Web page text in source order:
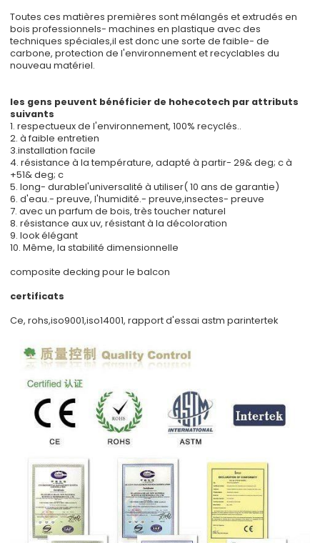
Toutes ces matières premières sont mélangés et extrudés en
bois professionnels- machines en plastique avec des
techniques spéciales,il est donc une sorte de faible- de
carbone, protection de l'environnement et recyclables du
nouveau matériel.
les gens peuvent bénéficier de hohecotech par attributs
suivants
1. respectueux de l'environnement, 100% recyclés..
2. à faible entretien
3.installation facile
4. résistance à la température, adapté à partir- 29& deg; c à
+51& deg; c
5. long- durablel'universalité à utiliser( 10 ans de garantie)
6. d'eau.- preuve, l'humidité.- preuve,insectes- preuve
7. avec un parfum de bois, très toucher naturel
8. résistance aux uv, résistant à la décoloration
9. look élégant
10. Même, la stabilité dimensionnelle
composite decking pour le balcon
certificats
Ce, rohs,iso9001,iso14001, rapport d'essai astm parintertek